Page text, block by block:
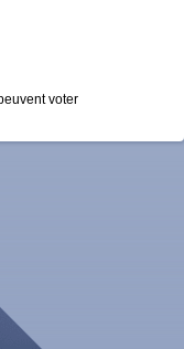
voter